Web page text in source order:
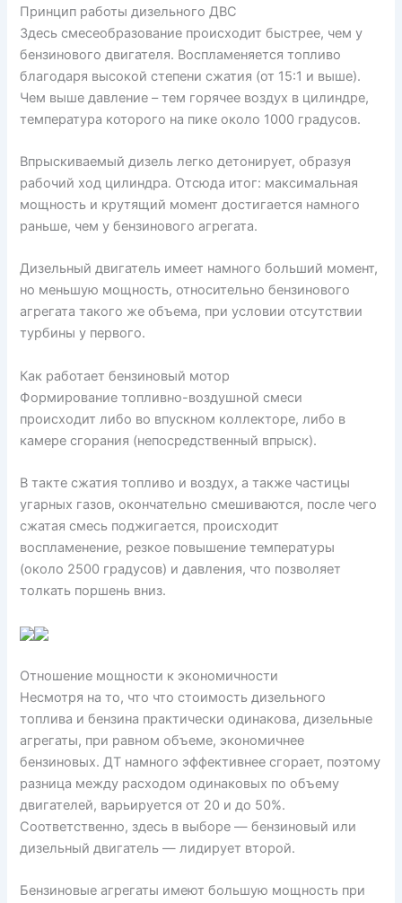
Принцип работы дизельного ДВС
Здесь смесеобразование происходит быстрее, чем у
бензинового двигателя. Воспламеняется топливо
благодаря высокой степени сжатия (от 15:1 и выше).
Чем выше давление – тем горячее воздух в цилиндре,
температура которого на пике около 1000 градусов.
Впрыскиваемый дизель легко детонирует, образуя
рабочий ход цилиндра. Отсюда итог: максимальная
мощность и крутящий момент достигается намного
раньше, чем у бензинового агрегата.
Дизельный двигатель имеет намного больший момент,
но меньшую мощность, относительно бензинового
агрегата такого же объема, при условии отсутствии
турбины у первого.
Как работает бензиновый мотор
Формирование топливно-воздушной смеси
происходит либо во впускном коллекторе, либо в
камере сгорания (непосредственный впрыск).
В такте сжатия топливо и воздух, а также частицы
угарных газов, окончательно смешиваются, после чего
сжатая смесь поджигается, происходит
воспламенение, резкое повышение температуры
(около 2500 градусов) и давления, что позволяет
толкать поршень вниз.
Отношение мощности к экономичности
Несмотря на то, что что стоимость дизельного
топлива и бензина практически одинакова, дизельные
агрегаты, при равном объеме, экономичнее
бензиновых. ДТ намного эффективнее сгорает, поэтому
разница между расходом одинаковых по объему
двигателей, варьируется от 20 и до 50%.
Соответственно, здесь в выборе — бензиновый или
дизельный двигатель — лидирует второй.
Бензиновые агрегаты имеют большую мощность при